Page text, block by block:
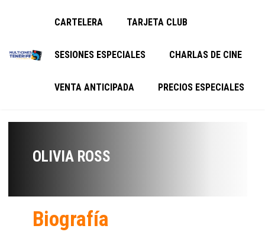
CARTELERA TARJETA CLUB
SESIONES ESPECIALES CHARLAS DE CINE
VENTA ANTICIPADA PRECIOS ESPECIALES
OLIVIA ROSS
Biografía